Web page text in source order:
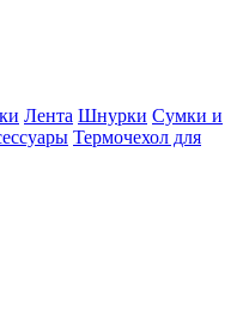
Лента Шнурки Сумки и
Термочехол для